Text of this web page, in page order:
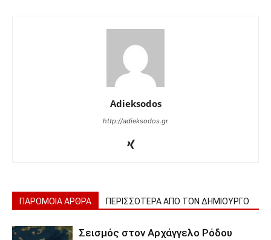
Adieksodos
http://adieksodos.gr
ΠΑΡΟΜΟΙΑ ΑΡΘΡΑ ΠΕΡΙΣΣΟΤΕΡΑ ΑΠΟ ΤΟΝ ΔΗΜΙΟΥΡΓΟ
Σεισμός στον Αρχάγγελο Ρόδου